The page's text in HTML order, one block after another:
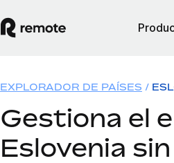
EXPLORADOR DE PAÍSES
Gestiona el
Eslovenia